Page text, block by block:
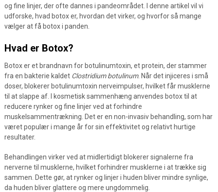
og fine linjer, der ofte dannes i pandeområdet. I denne artikel vil vi
udforske, hvad botox er, hvordan det virker, og hvorfor så mange
vælger at få botox i panden.
Hvad er Botox?
Botox er et brandnavn for botulinumtoxin, et protein, der stammer
fra en bakterie kaldet Clostridium botulinum. Når det injiceres i små
doser, blokerer botulinumtoxin nerveimpulser, hvilket får musklerne
til at slappe af. I kosmetisk sammenhæng anvendes botox til at
reducere rynker og fine linjer ved at forhindre
muskelsammentrækning. Det er en non-invasiv behandling, som har
været populær i mange år for sin effektivitet og relativt hurtige
resultater.
Behandlingen virker ved at midlertidigt blokerer signalerne fra
nerverne til musklerne, hvilket forhindrer musklerne i at trække sig
sammen. Dette gør, at rynker og linjer i huden bliver mindre synlige,
da huden bliver glattere og mere ungdommelig.